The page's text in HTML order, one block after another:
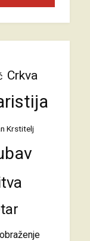
Crkva
Krstitelj